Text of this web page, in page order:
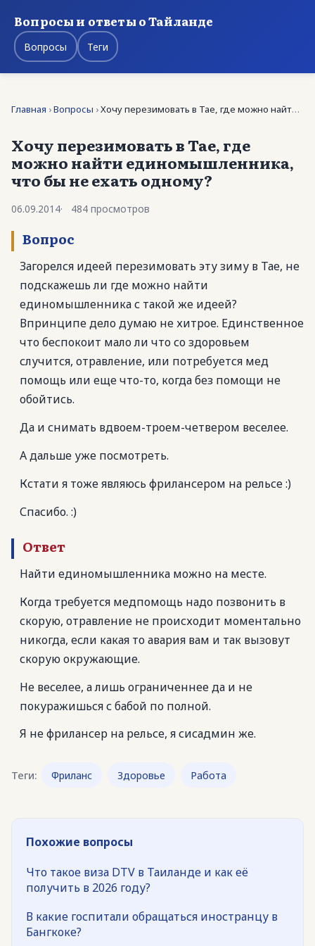
Вопросы и ответы о Тайланде
Вопросы Теги
Главная ›Вопросы ›Хочу перезимовать в Тае, где можно найти …
Хочу перезимовать в Тае, где
можно найти единомышленника,
что бы не ехать одному?
06.09.2014 484 просмотров
Вопрос
Загорелся идеей перезимовать эту зиму в Тае, не
подскажешь ли где можно найти
единомышленника с такой же идеей?
Впринципе дело думаю не хитрое. Единственное
что беспокоит мало ли что со здоровьем
случится, отравление, или потребуется мед
помощь или еще что-то, когда без помощи не
обойтись.
Да и снимать вдвоем-троем-четвером веселее.
А дальше уже посмотреть.
Кстати я тоже являюсь фрилансером на рельсе :)
Спасибо. :)
Ответ
Найти единомышленника можно на месте.
Когда требуется медпомощь надо позвонить в
скорую, отравление не происходит моментально
никогда, если какая то авария вам и так вызовут
скорую окружающие.
Не веселее, а лишь ограниченнее да и не
покуражишься с бабой по полной.
Я не фрилансер на рельсе, я сисадмин же.
Теги: Фриланс Здоровье Работа
Похожие вопросы
Что такое виза DTV в Таиланде и как её
получить в 2026 году?
В какие госпитали обращаться иностранцу в
Бангкоке?